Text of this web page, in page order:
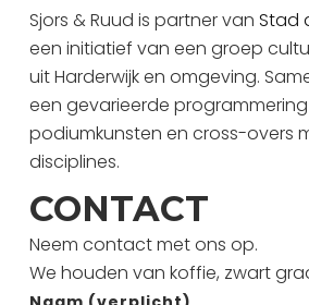
Sjors & Ruud is partner vanStad
een initiatief van een groep
uit Harderwijk en omgeving.
een gevarieerde
podiumkunsten en cross-overs
disciplines.
CONTACT
Neem contact met ons op.
We houden van koffie, zwart